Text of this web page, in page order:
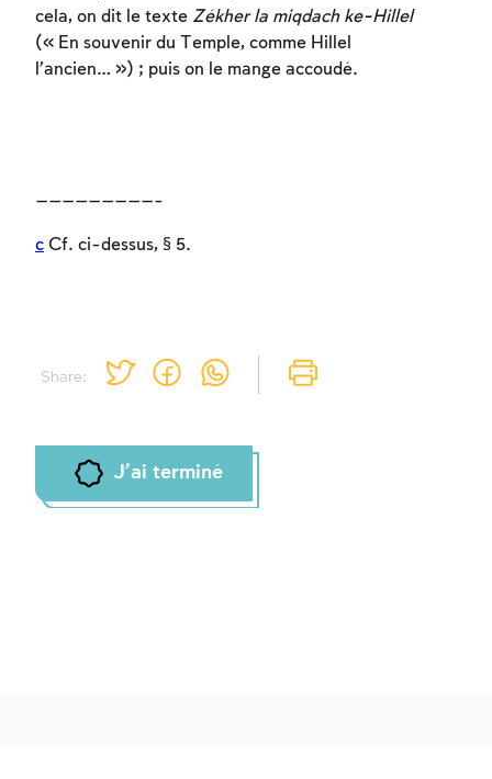
Share:
cela, on dit le texte Zékher la miqdach ke-Hillel
(« En souvenir du Temple, comme Hillel
l’ancien… ») ; puis on le mange accoudé.
—————————-
c Cf. ci-dessus, § 5.
J'ai terminé